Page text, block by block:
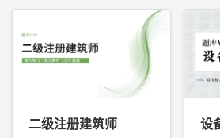
二级注册建筑师 设